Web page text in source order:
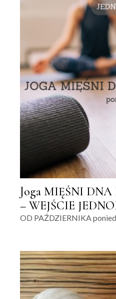
Joga MIĘŚNI
– WEJŚCIE
OD PAŹDZIERNIKA